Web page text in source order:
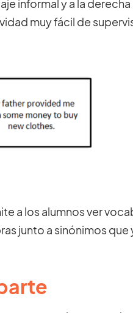
informal y a la
muy fácil de
a los alumnos ver
junto a sinónimos que